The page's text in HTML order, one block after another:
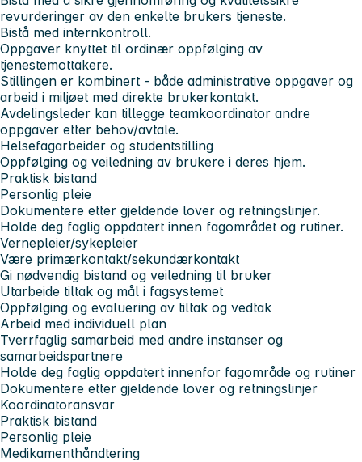
revurderinger av den enkelte brukers tjeneste.
Bistå med internkontroll.
Oppgaver knyttet til ordinær oppfølging av
tjenestemottakere.
Stillingen er kombinert - både administrative oppgaver og
arbeid i miljøet med direkte brukerkontakt.
Avdelingsleder kan tillegge teamkoordinator andre
oppgaver etter behov/avtale.
Helsefagarbeider og studentstilling
Oppfølging og veiledning av brukere i deres hjem.
Praktisk bistand
Personlig pleie
Dokumentere etter gjeldende lover og retningslinjer.
Holde deg faglig oppdatert innen fagområdet og rutiner.
Vernepleier/sykepleier
Være primærkontakt/sekundærkontakt
Gi nødvendig bistand og veiledning til bruker
Utarbeide tiltak og mål i fagsystemet
Oppfølging og evaluering av tiltak og vedtak
Arbeid med individuell plan
Tverrfaglig samarbeid med andre instanser og
samarbeidspartnere
Holde deg faglig oppdatert innenfor fagområde og rutiner
Dokumentere etter gjeldende lover og retningslinjer
Koordinatoransvar
Praktisk bistand
Personlig pleie
Medikamenthåndtering